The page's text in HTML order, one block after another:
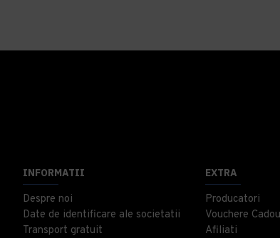
INFORMATII
Despre noi
Date de identificare ale societatii
Transport gratuit
EXTRA
Producatori
Vouchere Cadou
Afiliati